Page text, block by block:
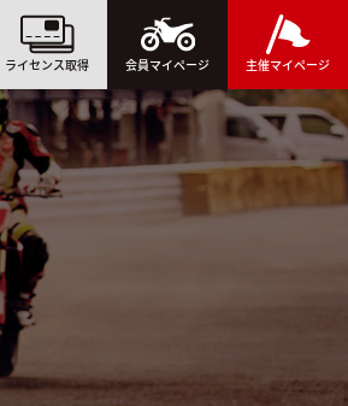
ライセンス取得 会員マイページ 主催マイページ